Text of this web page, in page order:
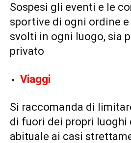
Sospesi gli eventi e le
sportive di ogni ordine
svolti in ogni luogo, sia
privato
Viaggi
Si raccomanda di
di fuori dei propri luoghi
abituale ai casi